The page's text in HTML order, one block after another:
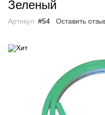
Зеленый
Артикул: #54 Оставить